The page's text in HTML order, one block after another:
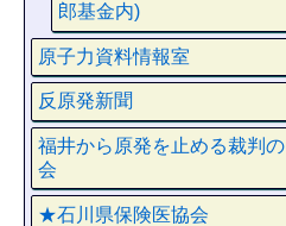
郎基金内)
原子力資料情報室
反原発新聞
福井から原発を止める裁判の
会
★石川県保険医協会